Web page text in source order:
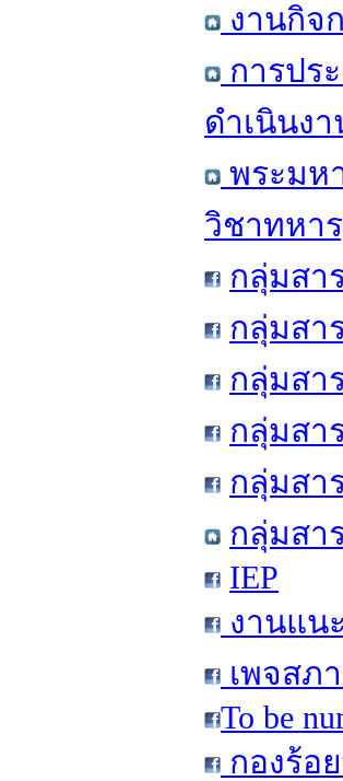
งานกิจ
การปร
ดำเนินง
พระมห
วิชาทหา
กลุ่มสา
กลุ่มสา
กลุ่มสา
กลุ่มสา
กลุ่มสา
กลุ่มสา
IEP
งานแน
เพจสภ
To be
กองร้อ